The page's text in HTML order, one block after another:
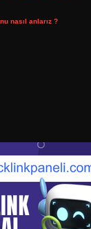
nasıl anlarız ?